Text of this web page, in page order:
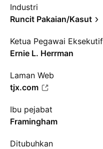
Industri
Runcit Pakaian/Kasut
Ketua Pegawai Eksekutif
Ernie L. Herrman
Laman Web
tjx.com
Ibu pejabat
Framingham
Ditubuhkan